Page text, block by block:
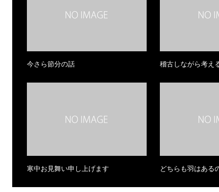
今さら節分の話 稽古しながら考え
寒中お見舞い申し上げます どちらも羽はある